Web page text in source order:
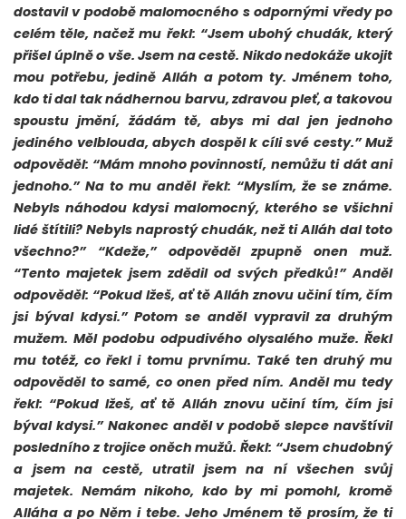
dostavil v podobě malomocného s odpornými vředy po
celém těle, načež mu řekl: “Jsem ubohý chudák, který
přišel úplně o vše. Jsem na cestě. Nikdo nedokáže ukojit
mou potřebu, jedině Alláh a potom ty. Jménem toho,
kdo ti dal tak nádhernou barvu, zdravou pleť, a takovou
spoustu jmění, žádám tě, abys mi dal jen jednoho
jediného velblouda, abych dospěl k cíli své cesty.” Muž
odpověděl: “Mám mnoho povinností, nemůžu ti dát ani
jednoho.” Na to mu anděl řekl: “Myslím, že se známe.
Nebyls náhodou kdysi malomocný, kterého se všichni
lidé štítili? Nebyls naprostý chudák, než ti Alláh dal toto
všechno?” “Kdeže,” odpověděl zpupně onen muž.
“Tento majetek jsem zdědil od svých předků!” Anděl
odpověděl: “Pokud lžeš, ať tě Alláh znovu učiní tím, čím
jsi býval kdysi.” Potom se anděl vypravil za druhým
mužem. Měl podobu odpudivého olysalého muže. Řekl
mu totéž, co řekl i tomu prvnímu. Také ten druhý mu
odpověděl to samé, co onen před ním. Anděl mu tedy
řekl: “Pokud lžeš, ať tě Alláh znovu učiní tím, čím jsi
býval kdysi.” Nakonec anděl v podobě slepce navštívil
posledního z trojice oněch mužů. Řekl: “Jsem chudobný
a jsem na cestě, utratil jsem na ní všechen svůj
majetek. Nemám nikoho, kdo by mi pomohl, kromě
Alláha a po Něm i tebe. Jeho Jménem tě prosím, že ti